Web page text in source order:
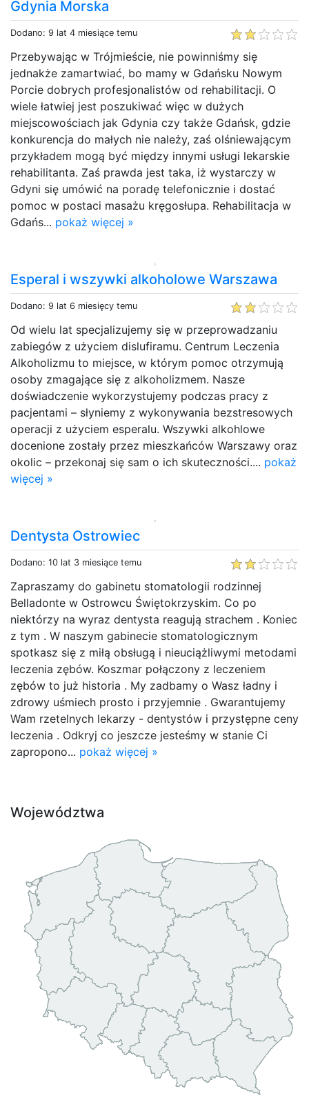
Gdynia Morska
Dodano: 9 lat 4 miesiące temu
Przebywając w Trójmieście, nie powinniśmy się
jednakże zamartwiać, bo mamy w Gdańsku Nowym
Porcie dobrych profesjonalistów od rehabilitacji. O
wiele łatwiej jest poszukiwać więc w dużych
miejscowościach jak Gdynia czy także Gdańsk, gdzie
konkurencja do małych nie należy, zaś olśniewającym
przykładem mogą być między innymi usługi lekarskie
rehabilitanta. Zaś prawda jest taka, iż wystarczy w
Gdyni się umówić na poradę telefonicznie i dostać
pomoc w postaci masażu kręgosłupa. Rehabilitacja w
Gdańs... pokaż więcej »
Esperal i wszywki alkoholowe Warszawa
Dodano: 9 lat 6 miesięcy temu
Od wielu lat specjalizujemy się w przeprowadzaniu
zabiegów z użyciem dislufiramu. Centrum Leczenia
Alkoholizmu to miejsce, w którym pomoc otrzymują
osoby zmagające się z alkoholizmem. Nasze
doświadczenie wykorzystujemy podczas pracy z
pacjentami – słyniemy z wykonywania bezstresowych
operacji z użyciem esperalu. Wszywki alkohlowe
docenione zostały przez mieszkańców Warszawy oraz
okolic – przekonaj się sam o ich skuteczności.... pokaż
więcej »
Dentysta Ostrowiec
Dodano: 10 lat 3 miesiące temu
Zapraszamy do gabinetu stomatologii rodzinnej
Belladonte w Ostrowcu Świętokrzyskim. Co po
niektórzy na wyraz dentysta reagują strachem . Koniec
z tym . W naszym gabinecie stomatologicznym
spotkasz się z miłą obsługą i nieuciążliwymi metodami
leczenia zębów. Koszmar połączony z leczeniem
zębów to już historia . My zadbamy o Wasz ładny i
zdrowy uśmiech prosto i przyjemnie . Gwarantujemy
Wam rzetelnych lekarzy - dentystów i przystępne ceny
leczenia . Odkryj co jeszcze jesteśmy w stanie Ci
zapropono... pokaż więcej »
Województwa